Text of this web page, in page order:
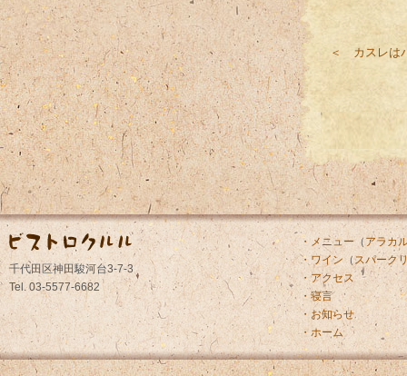
＜ カスレは
千代田区神田駿河台3-7-3
Tel. 03-5577-6682
・メニュー（ アラカ
・ワイン （スパーク
・アクセス
・寝言
・お知らせ
・ホーム